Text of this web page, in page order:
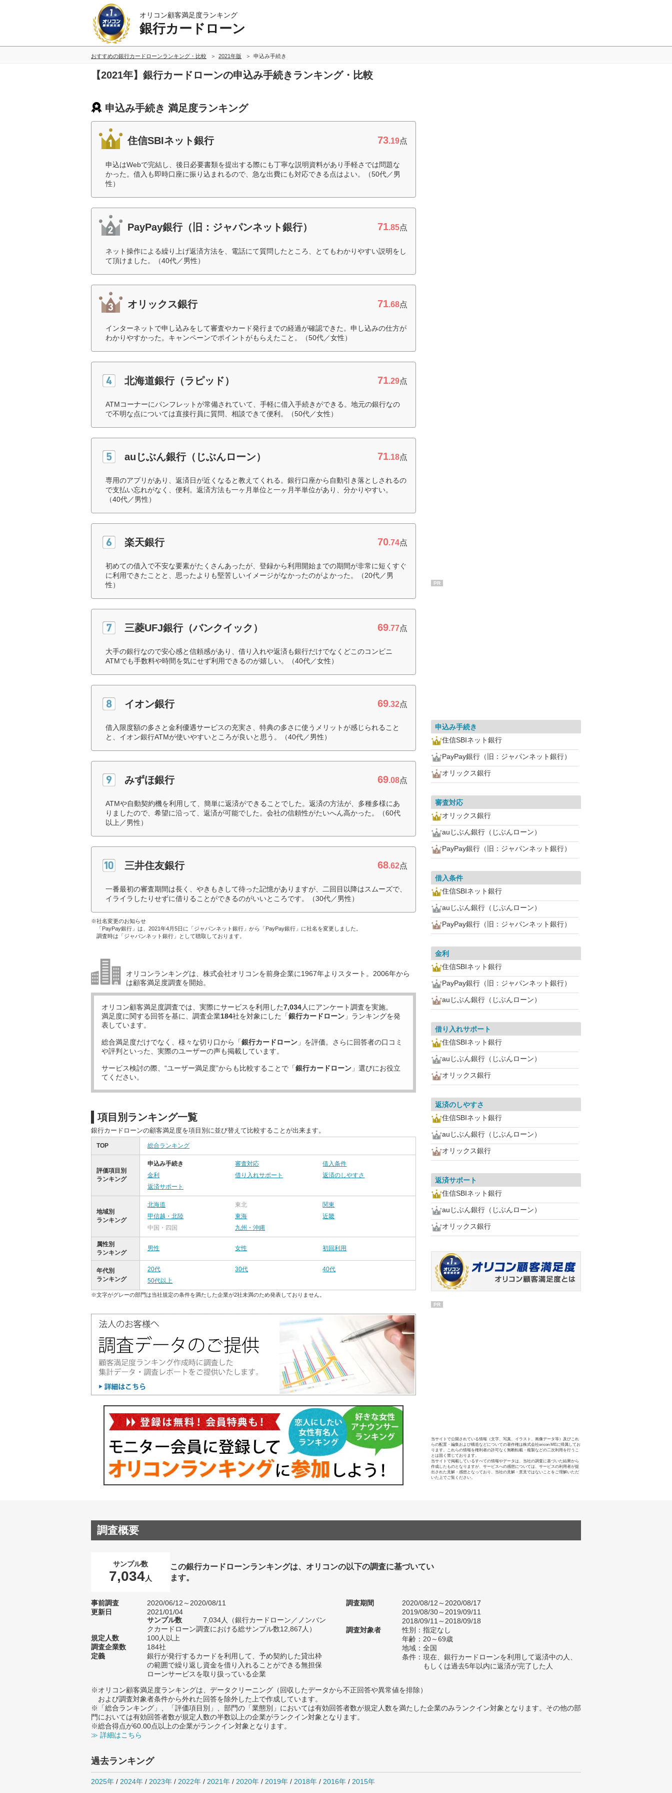
オリコン顧客満足度ランキング
銀行カードローン
おすすめの銀行カードローンランキング・比較 2021年版 申込み手続き
【2021年】銀行カードローンの申込み手続きランキング・比較
申込み手続き 満足度ランキング
住信SBIネット銀行 73.19点
申込はWebで完結し、後日必要書類を提出する際にも丁寧な説明資料があり手軽さでは問題な
かった。借入も即時口座に振り込まれるので、急な出費にも対応できる点はよい。（50代／男
性）
PayPay銀行（旧：ジャパンネット銀行） 71.85点
ネット操作による繰り上げ返済方法を、電話にて質問したところ、とてもわかりやすい説明をし
て頂けました。（40代／男性）
オリックス銀行 71.68点
インターネットで申し込みをして審査やカード発行までの経過が確認できた。申し込みの仕方が
わかりやすかった。キャンペーンでポイントがもらえたこと。（50代／女性）
北海道銀行（ラピッド） 71.29点
ATMコーナーにパンフレットが常備されていて、手軽に借入手続きができる。地元の銀行なの
で不明な点については直接行員に質問、相談できて便利。（50代／女性）
auじぶん銀行（じぶんローン） 71.18点
専用のアプリがあり、返済日が近くなると教えてくれる。銀行口座から自動引き落としされるの
で支払い忘れがなく、便利。返済方法も一ヶ月単位と一ヶ月半単位があり、分かりやすい。
（40代／男性）
楽天銀行 70.74点
初めての借入で不安な要素がたくさんあったが、登録から利用開始までの期間が非常に短くすぐ
に利用できたことと、思ったよりも堅苦しいイメージがなかったのがよかった。（20代／男
性）
三菱UFJ銀行（バンクイック） 69.77点
大手の銀行なので安心感と信頼感があり、借り入れや返済も銀行だけでなくどこのコンビニ
ATMでも手数料や時間を気にせず利用できるのが嬉しい。（40代／女性）
イオン銀行 69.32点
借入限度額の多さと金利優遇サービスの充実さ、特典の多さに使うメリットが感じられること
と、イオン銀行ATMが使いやすいところが良いと思う。（40代／男性）
みずほ銀行 69.08点
ATMや自動契約機を利用して、簡単に返済ができることでした。返済の方法が、多種多様にあ
りましたので、希望に沿って、返済が可能でした。会社の信頼性がたいへん高かった。（60代
以上／男性）
三井住友銀行 68.62点
一番最初の審査期間は長く、やきもきして待った記憶がありますが、二回目以降はスムーズで、
イライラしたりせずに借りることができるのがいいところです。（30代／男性）
※社名変更のお知らせ
「PayPay銀行」は、2021年4月5日に「ジャパンネット銀行」から「PayPay銀行」に社名を変更しました。
調査時は「ジャパンネット銀行」として聴取しております。
オリコンランキングは、株式会社オリコンを前身企業に1967年よりスタート。2006年から
は顧客満足度調査を開始。
オリコン顧客満足度調査では、実際にサービスを利用した7,034人にアンケート調査を実施。
満足度に関する回答を基に、調査企業184社を対象にした「銀行カードローン 」ランキングを発
表しています。
総合満足度だけでなく、様々な切り口から「銀行カードローン 」を評価。さらに回答者の口コミ
や評判といった、実際のユーザーの声も掲載しています。
サービス検討の際、“ユーザー満足度”からも比較することで「銀行カードローン 」選びにお役立
てください。
項目別ランキング一覧
銀行カードローンの顧客満足度を項目別に並び替えて比較することが出来ます。
TOP 総合ランキング
評価項目別
ランキング
申込み手続き 審査対応
借入条件
金利
借り入れサポート
返済のしやすさ
返済サポート
地域別
ランキング
北海道 東北
関東
甲信越・北陸
東海
近畿
中国・四国
九州・沖縄
属性別
ランキング
男性 女性 初回利用
年代別
ランキング
20代 30代
40代
50代以上
※文字がグレーの部門は当社規定の条件を満たした企業が2社未満のため発表しておりません。
PR
申込み手続き
住信SBIネット銀行
PayPay銀行（旧：ジャパンネット銀行）
オリックス銀行
審査対応
オリックス銀行
auじぶん銀行（じぶんローン）
PayPay銀行（旧：ジャパンネット銀行）
借入条件
住信SBIネット銀行
auじぶん銀行（じぶんローン）
PayPay銀行（旧：ジャパンネット銀行）
金利
住信SBIネット銀行
PayPay銀行（旧：ジャパンネット銀行）
auじぶん銀行（じぶんローン）
借り入れサポート
住信SBIネット銀行
auじぶん銀行（じぶんローン）
オリックス銀行
返済のしやすさ
住信SBIネット銀行
auじぶん銀行（じぶんローン）
オリックス銀行
返済サポート
住信SBIネット銀行
auじぶん銀行（じぶんローン）
オリックス銀行
PR
当サイトで公開されている情報（文字、写真、イラスト、画像データ等）及びこれ
らの配置・編集および構造などについての著作権は株式会社oricon MEに帰属してお
ります。これらの情報を権利者の許可なく無断転載・複製などの二次利用を行うこ
とは固く禁じております。
当サイトで掲載しているすべての情報やデータは、当社の調査に基づいた結果から
作成したものとなりますが、サービスへの感想については、サービスの利用者が提
出された見解・感想となっており、当社の見解・意見ではないことをご理解いただ
いた上でご覧ください。
調査概要
サンプル数
7,034人
この銀行カードローンランキングは、オリコンの以下の調査に基づいてい
ます。
事前調査
2020/06/12～2020/08/11
更新日
2021/01/04
サンプル数
7,034人（銀行カードローン／ノンバン
クカードローン調査における総サンプル数12,867人）
規定人数
100人以上
調査企業数
184社
定義
銀行が発行するカードを利用して、予め契約した貸出枠
の範囲で繰り返し資金を借り入れることができる無担保
ローンサービスを取り扱っている企業
調査期間
2020/08/12～2020/08/17
2019/08/30～2019/09/11
2018/09/11～2018/09/18
調査対象者
性別：指定なし
年齢：20～69歳
地域：全国
条件：現在、銀行カードローンを利用して返済中の人、
もしくは過去5年以内に返済が完了した人
※オリコン顧客満足度ランキングは、データクリーニング（回収したデータから不正回答や異常値を排除）
および調査対象者条件から外れた回答を除外した上で作成しています。
※「総合ランキング」、「評価項目別」、部門の「業態別」においては有効回答者数が規定人数を満たした企業のみランクイン対象となります。その他の部
門においては有効回答者数が規定人数の半数以上の企業がランクイン対象となります。
※総合得点が60.00点以上の企業がランクイン対象となります。
≫ 詳細はこちら
過去ランキング
2025年 / 2024年 / 2023年 / 2022年 / 2021年 / 2020年 / 2019年 / 2018年 / 2016年 / 2015年